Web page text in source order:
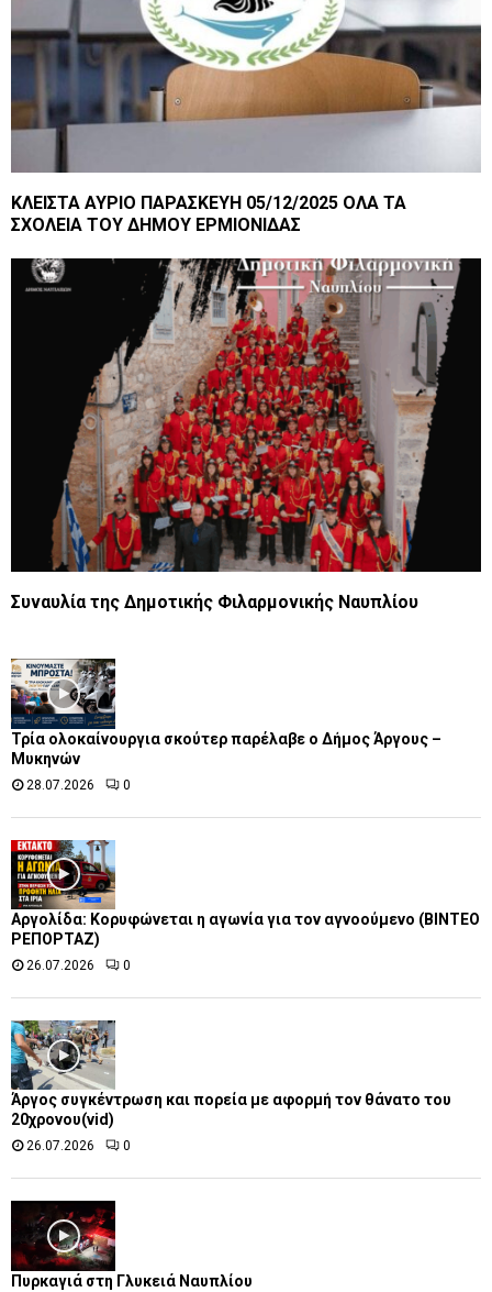
ΚΛΕΙΣΤΑ ΑΥΡΙΟ ΠΑΡΑΣΚΕΥΗ 05/12/2025 ΟΛΑ ΤΑ
ΣΧΟΛΕΙΑ ΤΟΥ ΔΗΜΟΥ ΕΡΜΙΟΝΙΔΑΣ
Συναυλία της Δημοτικής Φιλαρμονικής Ναυπλίου
Τρία ολοκαίνουργια σκούτερ παρέλαβε o Δήμος Άργους –
Μυκηνών
28.07.2026 0
Αργολίδα: Κορυφώνεται η αγωνία για τον αγνοούμενο (ΒΙΝΤΕΟ
ΡΕΠΟΡΤΑΖ)
26.07.2026 0
Άργος συγκέντρωση και πορεία με αφορμή τον θάνατο του
20χρονου(vid)
26.07.2026 0
Πυρκαγιά στη Γλυκειά Ναυπλίου